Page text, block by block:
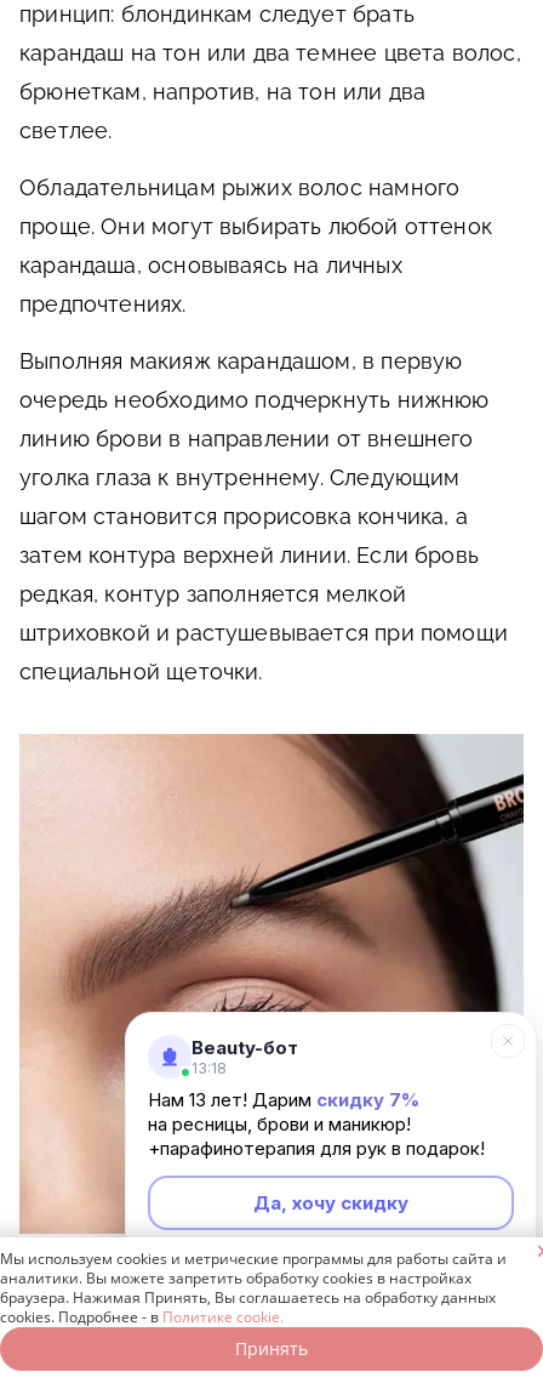
принцип: блондинкам следует брать
карандаш на тон или два темнее цвета волос,
брюнеткам, напротив, на тон или два
светлее.
Обладательницам рыжих волос намного
проще. Они могут выбирать любой оттенок
карандаша, основываясь на личных
предпочтениях.
Выполняя макияж карандашом, в первую
очередь необходимо подчеркнуть нижнюю
линию брови в направлении от внешнего
уголка глаза к внутреннему. Следующим
шагом становится прорисовка кончика, а
затем контура верхней линии. Если бровь
редкая, контур заполняется мелкой
штриховкой и растушевывается при помощи
специальной щеточки.
Фото: atesmaket.com.tr
Как правильно делать брови
карандашом пошагово?
Beauty-бот
13:18
Нам 13 лет! Дарим скидку 7%
на ресницы, брови и маникюр!
+парафинотерапия для рук в подарок!
Да, хочу скидку
Неинтересно
Мы используем cookies и метрические программы для работы сайта и
аналитики. Вы можете запретить обработку cookies в настройках
браузера. Нажимая Принять, Вы соглашаетесь на обработку данных
cookies. Подробнее - в Политике cookie.
Принять